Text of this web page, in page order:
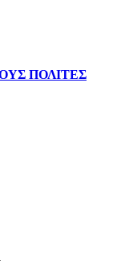
ΠΟΛΊΤΕΣ